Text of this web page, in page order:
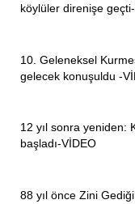
köylüler direnişe
10. Geleneksel
gelecek konuşuldu -
12 yıl sonra yeniden:
başladı-VİDEO
88 yıl önce Zini